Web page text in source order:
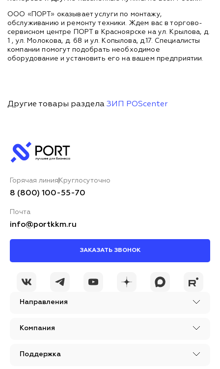
ООО «ПОРТ» оказывает услуги по монтажу,
обслуживанию и ремонту техники. Ждем вас в торгово-
сервисном центре ПОРТ в Красноярске на ул. Крылова, д.
1 , ул. Молокова, д. 68 и ул. Копылова, д.17. Специалисты
компании помогут подобрать необходимое
оборудование и установить его на вашем предприятии.
Другие товары раздела ЗИП POScenter
Направления
Компания
Поддержка
Горячая линия Круглосуточно
8 (800) 100-55-70
Почта
info@portkkm.ru
ЗАКАЗАТЬ ЗВОНОК